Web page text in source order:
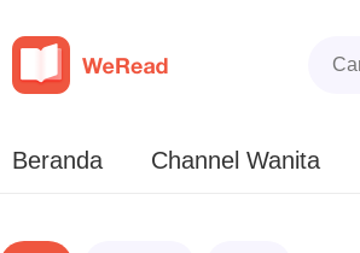
Beranda Channel Wanita